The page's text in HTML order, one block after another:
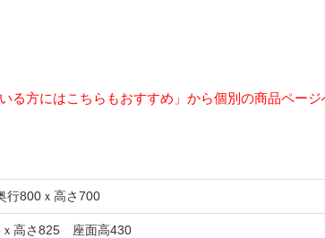
方にはこちらもおすすめ」から個別の商品ページ
行800ｘ高さ700
ｘ高さ825 座面高430